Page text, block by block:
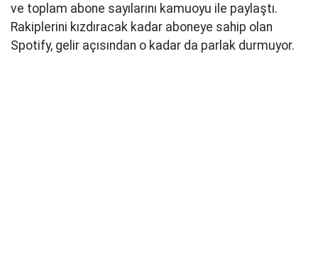
ve toplam abone sayılarını kamuoyu ile paylaştı.
Rakiplerini kızdıracak kadar aboneye sahip olan
Spotify, gelir açısından o kadar da parlak durmuyor.